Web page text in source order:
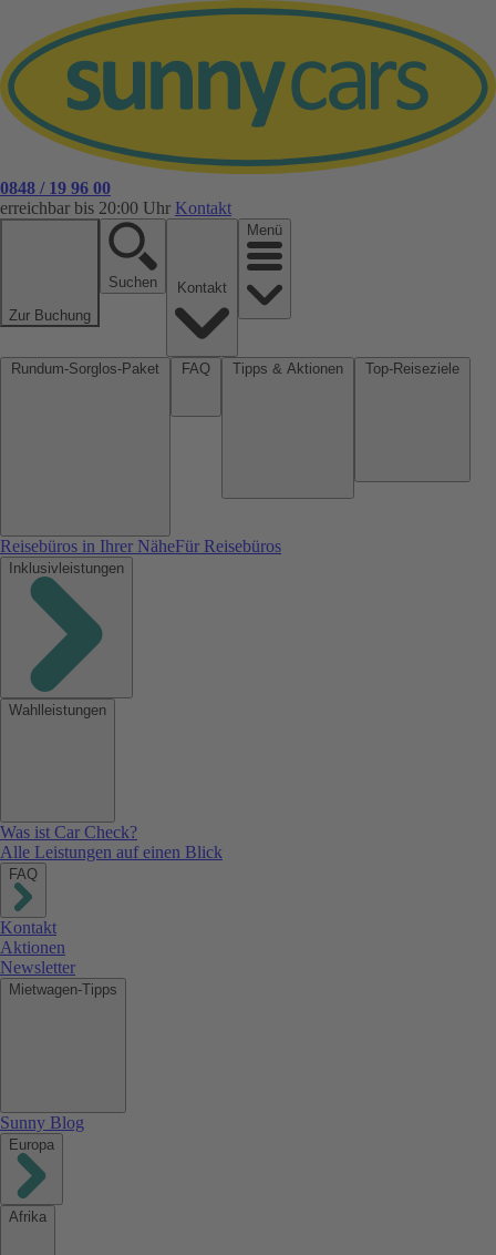
0848 / 19 96 00
erreichbar bis 20:00 Uhr Kontakt
Zur Buchung
Suchen
Menü
Reisebüros in Ihrer NäheFür Reisebüros
Inklusivleistungen
Wahlleistungen
Was ist Car Check?
Alle Leistungen auf einen Blick
FAQ
Kontakt
Aktionen
Newsletter
Mietwagen-Tipps
Sunny Blog
Europa
Afrika